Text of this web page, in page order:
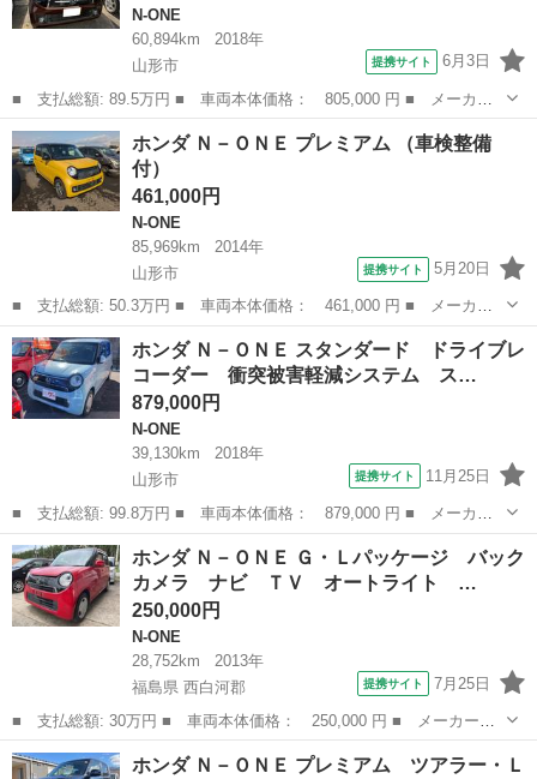
N-ONE
60,894km
2018年
山形市
提携サイト 6月3日
■ 支払総額: 89.5万円 ■ 車両本体価格： 805,000 円 ■ メーカー
名： ホンダ ■ 車種名： Ｎ－ＯＮＥ ■ グレード名： プレミア
ム ■ 排気量： 660cc ■ ドア枚数： 5D ■ ミッション： CV...
山形 山形市 N-ONE
ホンダ Ｎ－ＯＮＥ プレミアム （車検整備
付）
461,000円
N-ONE
85,969km
2014年
山形市
提携サイト 5月20日
■ 支払総額: 50.3万円 ■ 車両本体価格： 461,000 円 ■ メーカー
名： ホンダ ■ 車種名： Ｎ－ＯＮＥ ■ グレード名： プレミア
ム ■ 排気量： 660cc ■ ドア枚数： 5D ■ ミッション： CV...
山形 山形市 N-ONE
ホンダ Ｎ－ＯＮＥ スタンダード ドライブレ
コーダー 衝突被害軽減システム ス…
879,000円
N-ONE
39,130km
2018年
山形市
提携サイト 11月25日
■ 支払総額: 99.8万円 ■ 車両本体価格： 879,000 円 ■ メーカー
名： ホンダ ■ 車種名： Ｎ－ＯＮＥ ■ グレード名： スタンダ
ード ドライブレコーダー 衝突被害軽減システム スマートキー
アイドリング...
山形 山形市 N-ONE
ホンダ Ｎ－ＯＮＥ Ｇ・Ｌパッケージ バック
カメラ ナビ ＴＶ オートライト …
250,000円
N-ONE
28,752km
2013年
福島県 西白河郡
提携サイト 7月25日
■ 支払総額: 30万円 ■ 車両本体価格： 250,000 円 ■ メーカー
名： ホンダ ■ 車種名： Ｎ－ＯＮＥ ■ グレード名： Ｇ・Ｌパ
ッケージ バックカメラ ナビ ＴＶ オートライト ＨＩＤ スマ
福島 西白河郡 N-ONE
ホンダ Ｎ－ＯＮＥ プレミアム ツアラー・Ｌ